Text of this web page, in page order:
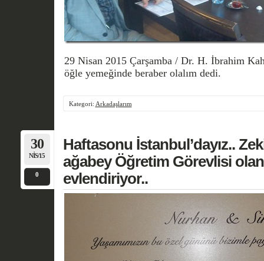
29 Nisan 2015 Çarşamba / Dr. H. İbrahim
öğle yemeğinde beraber olalım dedi.
Kategori: Arkadaşlarım
30
NIS/15
0
Haftasonu İstanbul’dayız..
ağabey Öğretim Görevlisi olan
evlendiriyor..